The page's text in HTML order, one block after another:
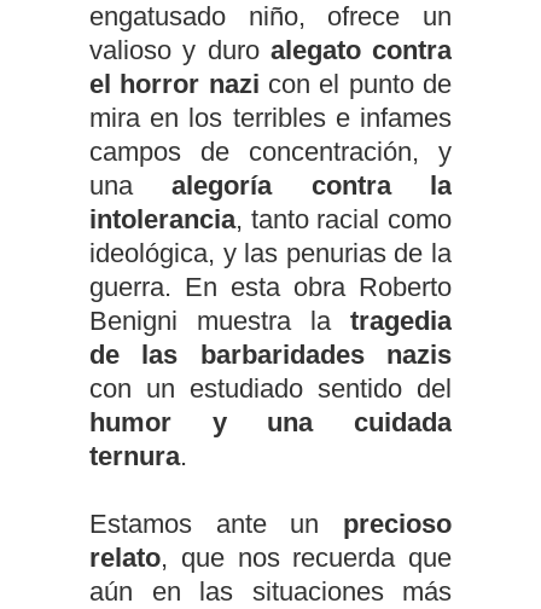
engatusado niño, ofrece un
valioso y duro alegato contra
el horror nazi con el punto de
mira en los terribles e infames
campos de concentración, y
unaalegoría contra la
intolerancia, tanto racial como
ideológica, y las penurias de la
guerra. En esta obra Roberto
Benigni muestra la tragedia
de las barbaridades nazis
con un estudiado sentido del
humor y una cuidada
ternura.
Estamos ante un precioso
relato, que nos recuerda que
aún en las situaciones más